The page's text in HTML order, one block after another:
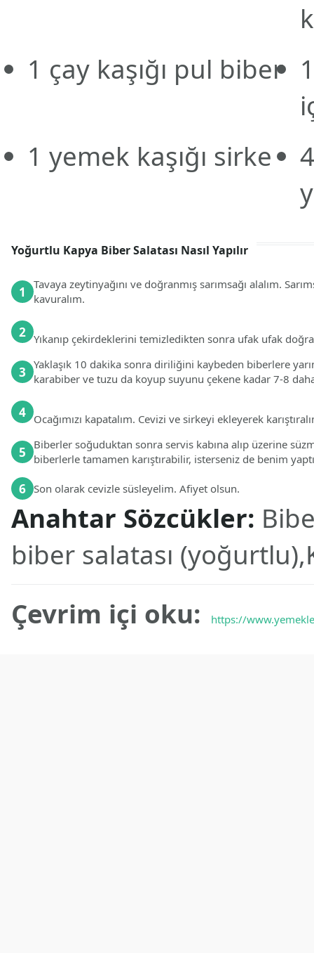
1 çay kaşığı pul biber
1 yemek kaşığı sirke
Yoğurtlu Kapya Biber Salatası Nasıl Yapılır
1
Tavaya zeytinyağını ve doğranmış sarımsağı alalım.
kavuralım.
2 Yıkanıp çekirdeklerini temizledikten sonra ufak ufak
3 Yaklaşık 10 dakika sonra diriliğini kaybeden biberlere
karabiber ve tuzu da koyup suyunu çekene kadar 7-8
4 Ocağımızı kapatalım. Cevizi ve sirkeyi ekleyerek
5
Biberler soğuduktan sonra servis kabına alıp üzerine
biberlerle tamamen karıştırabilir, isterseniz de benim
6 Son olarak cevizle süsleyelim. Afiyet olsun.
Anahtar Sözcükler:
biber salatası
Çevrim içi oku:
https://